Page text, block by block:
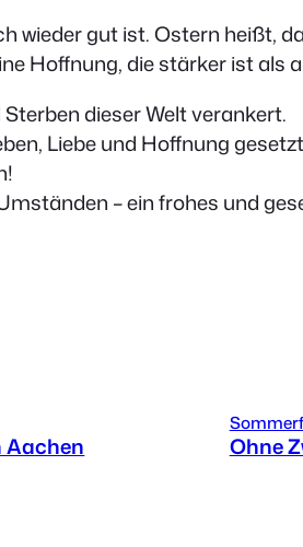
wieder gut ist. Ostern heißt,
Hoffnung, die stärker ist als
dieser Welt verankert.
Liebe und Hoffnung
– ein frohes und
Aachen Ohne